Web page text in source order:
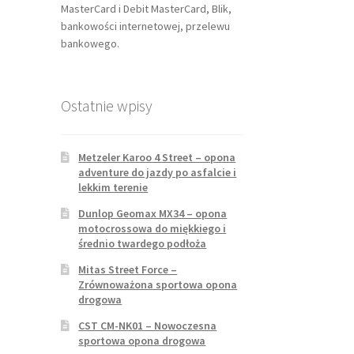
MasterCard i Debit MasterCard, Blik,
bankowości internetowej, przelewu
bankowego.
Ostatnie wpisy
Metzeler Karoo 4 Street – opona
adventure do jazdy po asfalcie i
lekkim terenie
Dunlop Geomax MX34 – opona
motocrossowa do miękkiego i
średnio twardego podłoża
Mitas Street Force –
Zrównoważona sportowa opona
drogowa
CST CM-NK01 – Nowoczesna
sportowa opona drogowa